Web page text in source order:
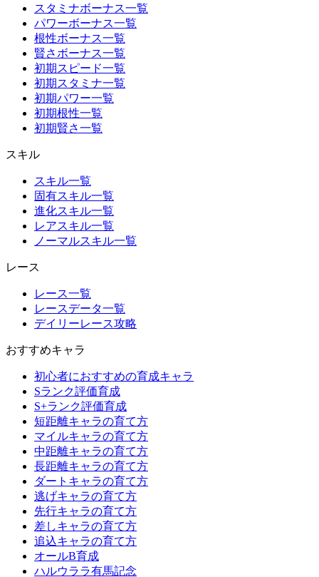
スタミナボーナス一覧
パワーボーナス一覧
根性ボーナス一覧
賢さボーナス一覧
初期スピード一覧
初期スタミナ一覧
初期パワー一覧
初期根性一覧
初期賢さ一覧
スキル
スキル一覧
固有スキル一覧
進化スキル一覧
レアスキル一覧
ノーマルスキル一覧
レース
レース一覧
レースデータ一覧
デイリーレース攻略
おすすめキャラ
初心者におすすめの育成キャラ
Sランク評価育成
S+ランク評価育成
短距離キャラの育て方
マイルキャラの育て方
中距離キャラの育て方
長距離キャラの育て方
ダートキャラの育て方
逃げキャラの育て方
先行キャラの育て方
差しキャラの育て方
追込キャラの育て方
オールB育成
ハルウララ有馬記念